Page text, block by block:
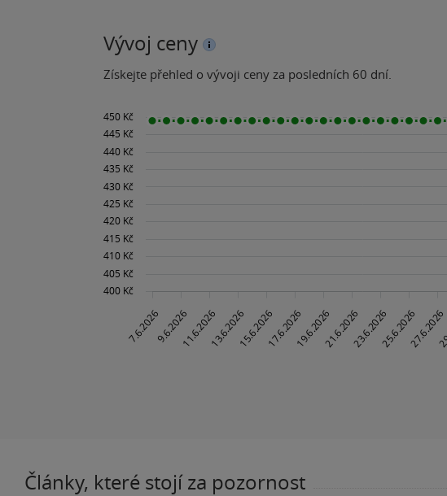
Vývoj ceny
Získejte přehled o vývoji ceny za posledních 60 dní.
Články, které stojí za pozornost